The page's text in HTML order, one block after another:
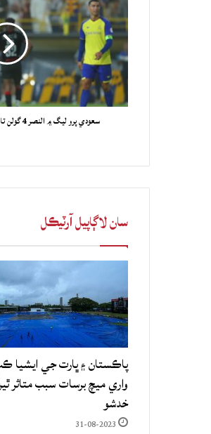
سعودي پرو ليگ ۾ النصر 4 گولن تان الرائد کي شڪست ڏئي ڇڏي
سان لاڳاپيل آرٽيڪل
پاڪستان ۽ ڀارت جي ايشيا
واري ميچ برسات سبب متاثر
خدشو
31-08-2023